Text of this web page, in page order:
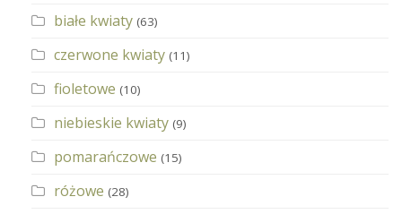
białe kwiaty (63)
czerwone kwiaty (11)
fioletowe (10)
niebieskie kwiaty (9)
pomarańczowe (15)
różowe (28)